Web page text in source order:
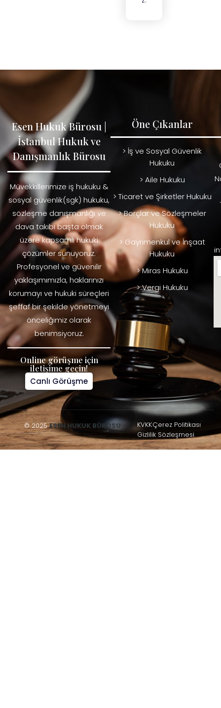
Esen Hukuk Bürosu |
İstanbul Hukuk ve
Danışmanlık Bürosu
Müvekkillerimize iş hukuku &
sosyal güvenlik(sgk) hukuku,
sözleşme danışmanlığı ve
dava takibi başta olmak
üzere kapsamlı hukuki
çözümler sunuyoruz.
Profesyonel ve güvenilir
yaklaşımımızla, haklarınızı
korumayı ve hukuki süreçleri
şeffaf bir şekilde yönetmeyi
önceliğimiz olarak
benimsiyoruz.
Online görüşme için
iletişime geçin!
Canlı Görüşme
Öne Çıkanlar
> İş ve Sosyal Güvenlik
Hukuku
> Aile Hukuku
> Ticaret ve Şirketler Hukuku
> Borçlar ve Sözleşmeler
Hukuku
> Gayrimenkul ve İnşaat
Hukuku
> Miras Hukuku
> Vergi Hukuku
© 2025ESEN HUKUK BÜROSU KVKKÇerez Politikası
Gizlilik Sözleşmesi